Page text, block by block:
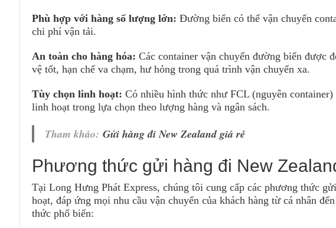
Phù hợp với hàng số lượng lớn: Đường biển có thể vận chuyển
chi phí vận tải.
An toàn cho hàng hóa: Các container vận chuyển đường biển được
vệ tốt, hạn chế va chạm, hư hỏng trong quá trình vận chuyển xa.
Tùy chọn linh hoạt: Có nhiều hình thức như FCL (nguyên
linh hoạt trong lựa chọn theo lượng hàng và ngân sách.
Tham khảo: Gửi hàng đi New Zealand giá rẻ
Phương thức gửi hàng đi New
Tại Long Hưng Phát Express, chúng tôi cung cấp các phương thức
hoạt, đáp ứng mọi nhu cầu vận chuyển của khách hàng từ cá nhân
thức phổ biến: